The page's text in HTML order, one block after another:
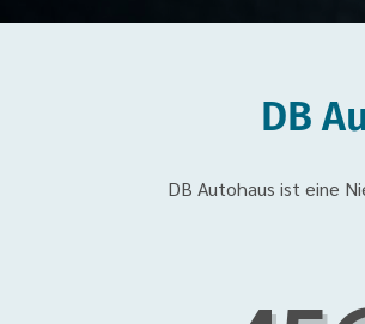
DB
DB Autohaus ist eine